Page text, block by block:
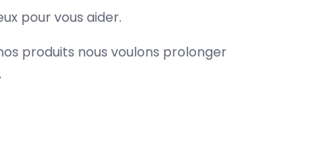
pour vous aider.
produits nous voulons prolonger